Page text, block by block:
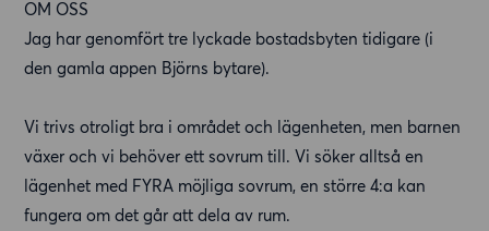
OM OSS
Jag har genomfört tre lyckade bostadsbyten tidigare (i
den gamla appen Björns bytare).
Vi trivs otroligt bra i området och lägenheten, men barnen
växer och vi behöver ett sovrum till. Vi söker alltså en
lägenhet med FYRA möjliga sovrum, en större 4:a kan
fungera om det går att dela av rum.